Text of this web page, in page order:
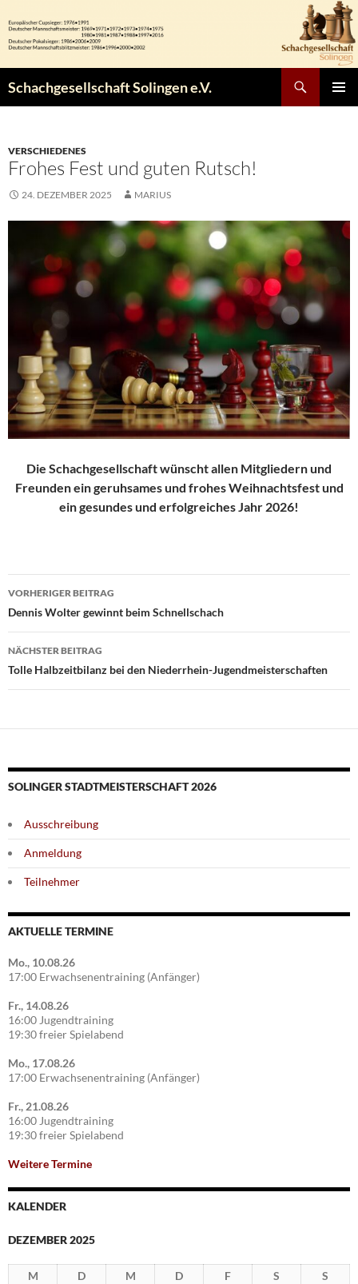
Inhalt
springen
Schachgesellschaft Solingen e.V.
VERSCHIEDENES
Frohes Fest und guten Rutsch!
24. DEZEMBER 2025 MARIUS
Die Schachgesellschaft wünscht allen Mitgliedern und
Freunden ein geruhsames und frohes Weihnachtsfest und
ein gesundes und erfolgreiches Jahr 2026!
Beitragsnavigation
VORHERIGER BEITRAG
Dennis Wolter gewinnt beim Schnellschach
NÄCHSTER BEITRAG
Tolle Halbzeitbilanz bei den Niederrhein-Jugendmeisterschaften
SOLINGER STADTMEISTERSCHAFT 2026
Ausschreibung
Anmeldung
Teilnehmer
AKTUELLE TERMINE
Mo., 10.08.26
17:00 Erwachsenentraining (Anfänger)
Fr., 14.08.26
16:00 Jugendtraining
19:30 freier Spielabend
Mo., 17.08.26
17:00 Erwachsenentraining (Anfänger)
Fr., 21.08.26
16:00 Jugendtraining
19:30 freier Spielabend
Weitere Termine
KALENDER
DEZEMBER 2025
M D M D F S
S